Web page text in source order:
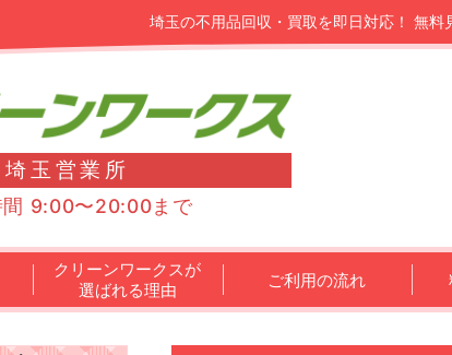
埼玉の不用品回収・買取を即日対応！ 無料
埼玉営業所
間 9:00〜20:00まで
クリーンワークスが
選ばれる理由
ご利用の流れ